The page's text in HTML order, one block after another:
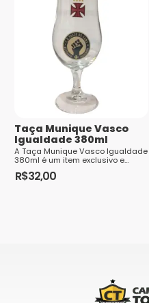
Nome*
E-mail*
como seus dados em
Taça Munique Vasco
Igualdade 380ml
A Taça Munique Vasco Igualdade
380ml é um item exclusivo e
simbólico que representa a luta
do Club de Regatas Vasco da
R$32,00